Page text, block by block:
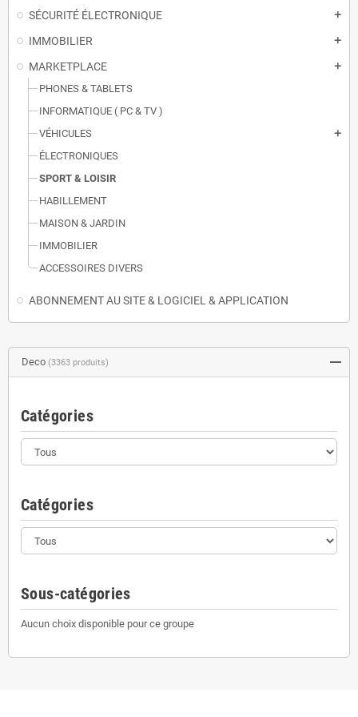
SÉCURITÉ ÉLECTRONIQUE
add
IMMOBILIER add
MARKETPLACE add
PHONES & TABLETS
INFORMATIQUE ( PC & TV )
VÉHICULES
add
ÉLECTRONIQUES
SPORT & LOISIR
HABILLEMENT
MAISON & JARDIN
IMMOBILIER
ACCESSOIRES DIVERS
ABONNEMENT AU SITE & LOGICIEL & APPLICATION
Deco (3363 produits)
Catégories
Catégories
Sous-catégories
Aucun choix disponible pour ce groupe